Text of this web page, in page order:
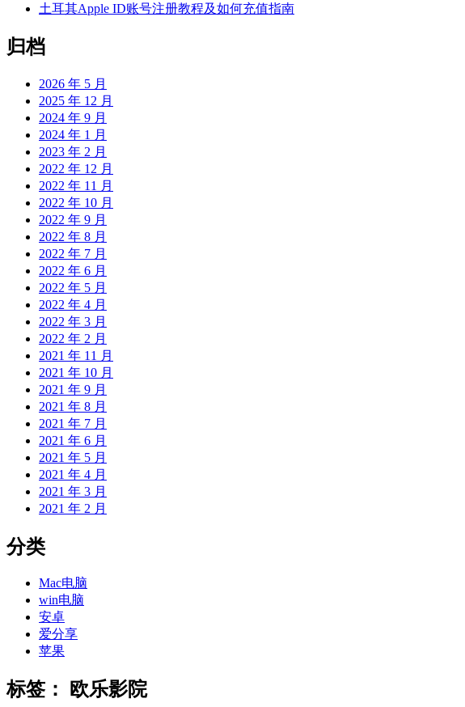
土耳其Apple ID账号注册教程及如何充值指南
归档
2026 年 5 月
2025 年 12 月
2024 年 9 月
2024 年 1 月
2023 年 2 月
2022 年 12 月
2022 年 11 月
2022 年 10 月
2022 年 9 月
2022 年 8 月
2022 年 7 月
2022 年 6 月
2022 年 5 月
2022 年 4 月
2022 年 3 月
2022 年 2 月
2021 年 11 月
2021 年 10 月
2021 年 9 月
2021 年 8 月
2021 年 7 月
2021 年 6 月
2021 年 5 月
2021 年 4 月
2021 年 3 月
2021 年 2 月
分类
Mac电脑
win电脑
安卓
爱分享
苹果
标签： 欧乐影院